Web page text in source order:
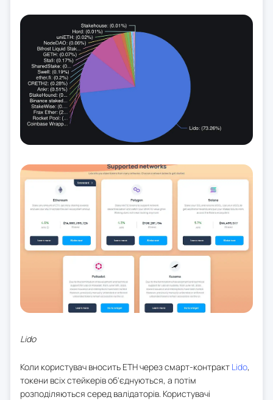
Lido
Коли користувач вносить ETH через смарт-контракт Lido,
токени всіх стейкерів об'єднуються, а потім
розподіляються серед валідаторів. Користувачі